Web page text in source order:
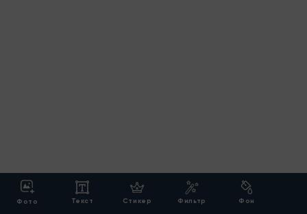
Фото Текст Стикер Фильтр Фон